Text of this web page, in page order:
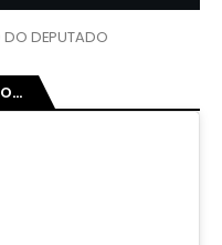
DO DEPUTADO